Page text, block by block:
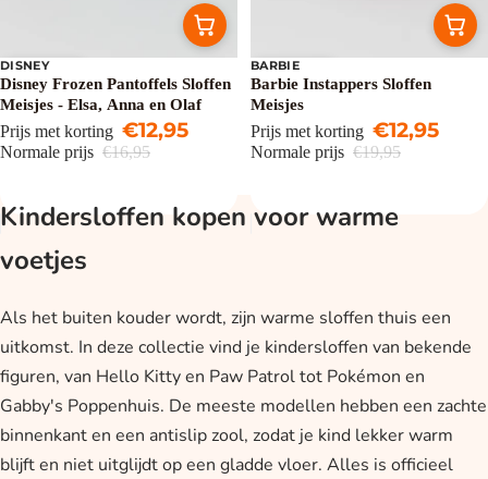
Uitverkoop
DISNEY
Disney Frozen Pantoffels Sloffen
Meisjes - Elsa, Anna en Olaf
Prijs met korting €12,95
Normale prijs €16,95
Uitverkoop
BARBIE
Barbie Instappers Sloffen
Meisjes
Prijs met korting €12,95
Normale prijs €19,95
Kindersloffen kopen voor warme
voetjes
Als het buiten kouder wordt, zijn warme sloffen thuis een
uitkomst. In deze collectie vind je kindersloffen van bekende
figuren, van Hello Kitty en Paw Patrol tot Pokémon en
Gabby's Poppenhuis. De meeste modellen hebben een zachte
binnenkant en een antislip zool, zodat je kind lekker warm
blijft en niet uitglijdt op een gladde vloer. Alles is officieel